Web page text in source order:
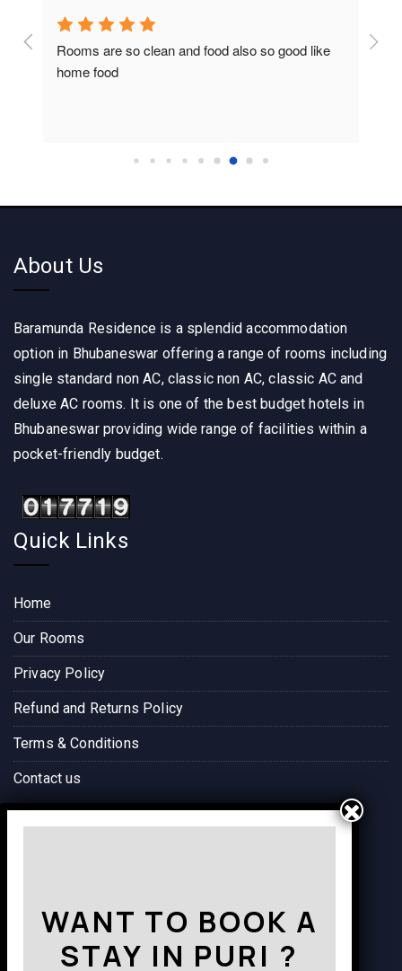
Rooms are so clean and food also so good like
home food
So
About Us
Baramunda Residence is a splendid accommodation
option in Bhubaneswar offering a range of rooms including
single standard non AC, classic non AC, classic AC and
deluxe AC rooms. It is one of the best budget hotels in
Bhubaneswar providing wide range of facilities within a
pocket-friendly budget.
Quick Links
Home
Our Rooms
Privacy Policy
Refund and Returns Policy
Terms & Conditions
Contact us
Way to Destination
WANT TO BOOK A
STAY IN PURI ?